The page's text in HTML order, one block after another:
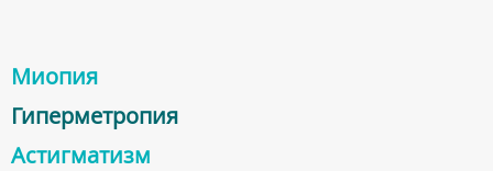
Миопия
Гиперметропия
Астигматизм